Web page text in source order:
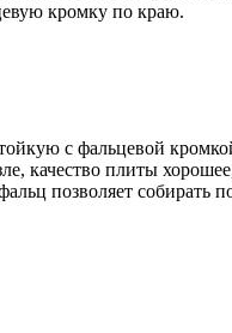
кромку по краю.
с фальцевой
качество плиты
позволяет собирать